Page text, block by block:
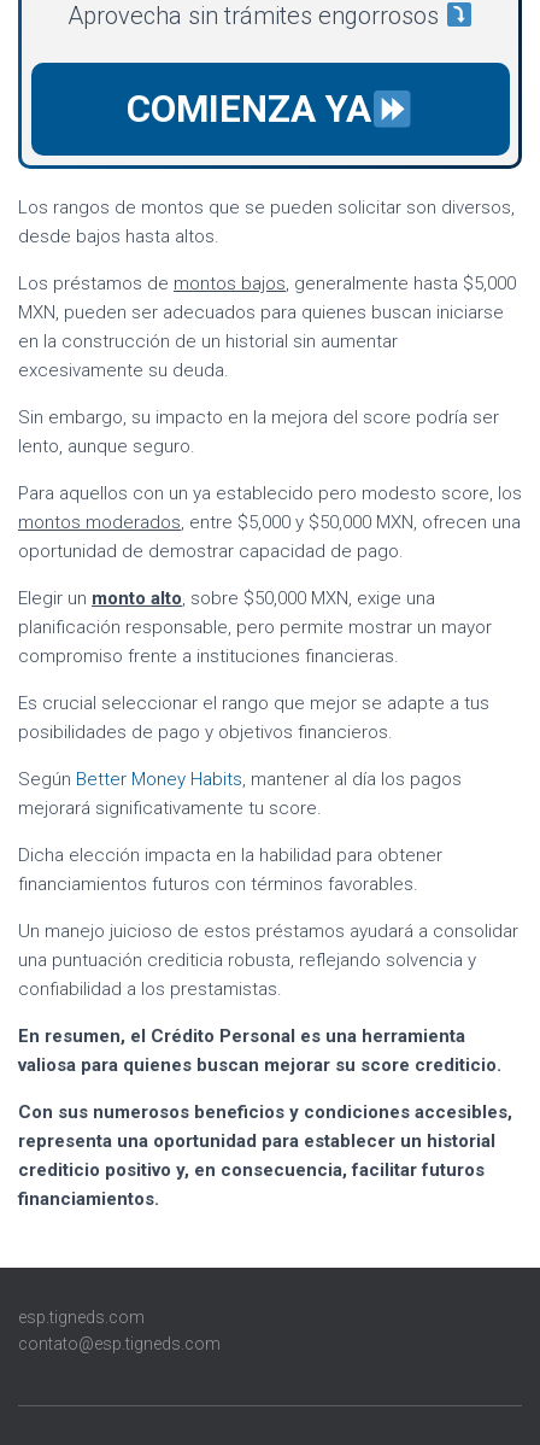
Aprovecha sin trámites engorrosos
COMIENZA YA
Los rangos de montos que se pueden solicitar son diversos,
desde bajos hasta altos.
Los préstamos de montos bajos, generalmente hasta $5,000
MXN, pueden ser adecuados para quienes buscan iniciarse
en la construcción de un historial sin aumentar
excesivamente su deuda.
Sin embargo, su impacto en la mejora del score podría ser
lento, aunque seguro.
Para aquellos con un ya establecido pero modesto score, los
montos moderados, entre $5,000 y $50,000 MXN, ofrecen una
oportunidad de demostrar capacidad de pago.
Elegir un monto alto, sobre $50,000 MXN, exige una
planificación responsable, pero permite mostrar un mayor
compromiso frente a instituciones financieras.
Es crucial seleccionar el rango que mejor se adapte a tus
posibilidades de pago y objetivos financieros.
Según Better Money Habits, mantener al día los pagos
mejorará significativamente tu score.
Dicha elección impacta en la habilidad para obtener
financiamientos futuros con términos favorables.
Un manejo juicioso de estos préstamos ayudará a consolidar
una puntuación crediticia robusta, reflejando solvencia y
confiabilidad a los prestamistas.
En resumen, el Crédito Personal es una herramienta
valiosa para quienes buscan mejorar su score crediticio.
Con sus numerosos beneficios y condiciones accesibles,
representa una oportunidad para establecer un historial
crediticio positivo y, en consecuencia, facilitar futuros
financiamientos.
esp.tigneds.com
contato@esp.tigneds.com